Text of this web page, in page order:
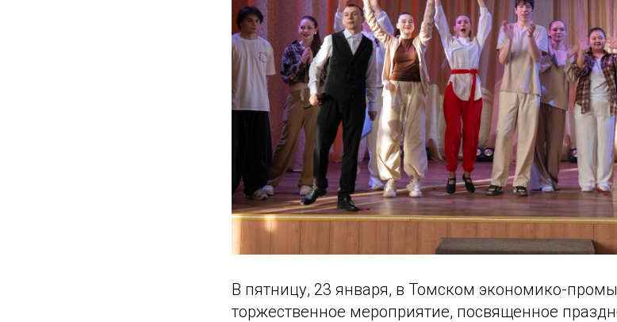
В пятницу, 23 января, в Томском экономико-
торжественное мероприятие, посвященное